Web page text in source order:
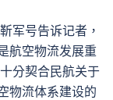
军号告诉记者，
航空物流发展重
分契合民航关于
物流体系建设的